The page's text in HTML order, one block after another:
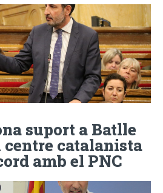
suport a Batlle
catalanista
amb el PNC